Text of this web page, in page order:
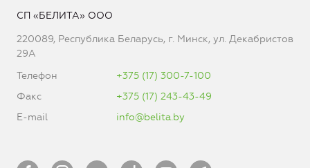
СП «БЕЛИТА» ООО
220089, Республика Беларусь, г. Минск, ул. Декабристов
29А
Телефон
+375 (17) 300-7-100
Факс
+375 (17) 243-43-49
E-mail
info@belita.by